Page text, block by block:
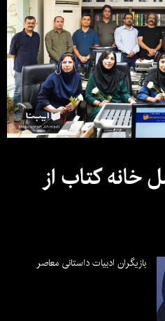
خانه کتاب از
بازیگران ادبیات داستانی معاصر